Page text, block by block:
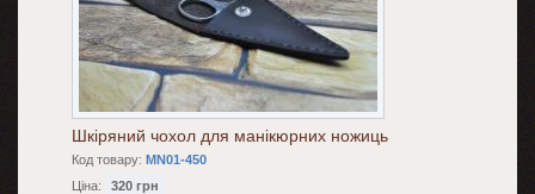
Шкіряний чохол для манікюрних ножиць
Код товару: MN01-450
Ціна:
320 грн